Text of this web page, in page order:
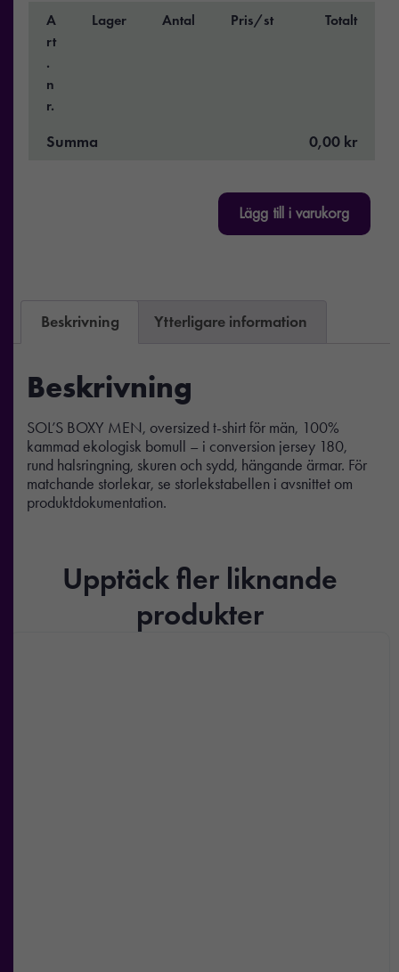
A
rt
.
n
r.
Lager Antal Pris/st Totalt
Summa 0,00 kr
Lägg till i varukorg
Beskrivning Ytterligare information
Beskrivning
SOL’S BOXY MEN, oversized t-shirt för män, 100%
kammad ekologisk bomull – i conversion jersey 180,
rund halsringning, skuren och sydd, hängande ärmar. För
matchande storlekar, se storlekstabellen i avsnittet om
produktdokumentation.
Upptäck fler liknande
produkter